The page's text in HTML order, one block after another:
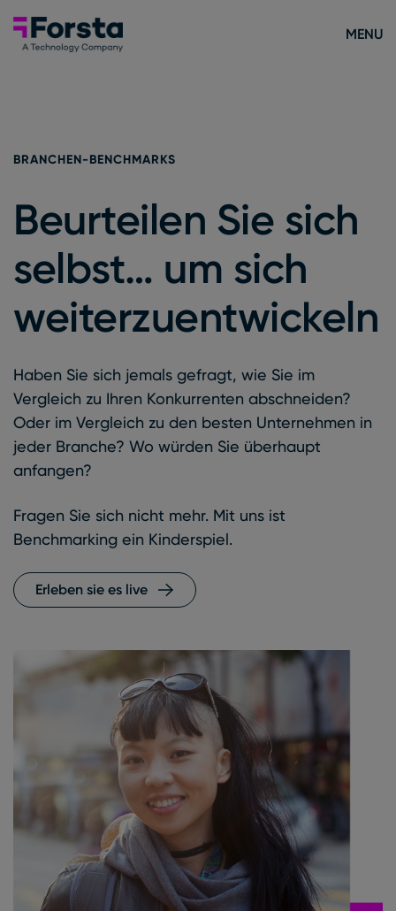
Forsta Deutsch
MENU
BRANCHEN-BENCHMARKS
Beurteilen Sie sich
selbst… um sich
weiterzuentwickeln
Haben Sie sich jemals gefragt, wie Sie im
Vergleich zu Ihren Konkurrenten abschneiden?
Oder im Vergleich zu den besten Unternehmen in
jeder Branche? Wo würden Sie überhaupt
anfangen?
Fragen Sie sich nicht mehr. Mit uns ist
Benchmarking ein Kinderspiel.
Erleben sie es live